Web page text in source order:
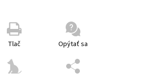
Tlač Opýtať sa